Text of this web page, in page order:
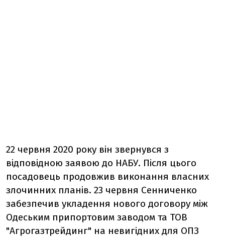
22 червня 2020 року він звернувся з
відповідною заявою до НАБУ. Після цього
посадовець продовжив виконання власних
злочинних планів. 23 червня Сенниченко
забезпечив укладення нового договору між
Одеським припортовим заводом та ТОВ
"Агрогазтрейдинг" на невигідних для ОПЗ